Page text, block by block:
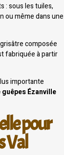
: sous les tuiles,
ou même dans une
composée
fabriquée à partir
importante
Ézanville
pour
Val